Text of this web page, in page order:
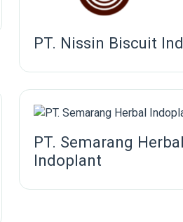
PT. Nissin Biscuit
PT. Semarang Herbal
Indoplant